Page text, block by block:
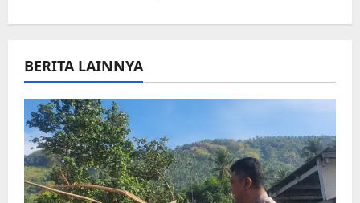
v
i
g
a
BERITA LAINNYA